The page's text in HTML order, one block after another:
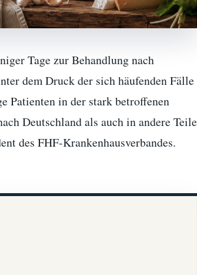
Tage zur Behandlung nach
dem Druck der sich häufenden Fälle
Patienten in der stark betroffenen
Deutschland als auch in andere Teile
des FHF-Krankenhausverbandes.